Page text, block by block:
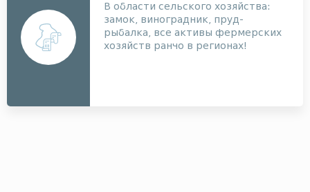
В области сельского хозяйства:
замок, виноградник, пруд-
рыбалка, все активы фермерских
хозяйств ранчо в регионах!